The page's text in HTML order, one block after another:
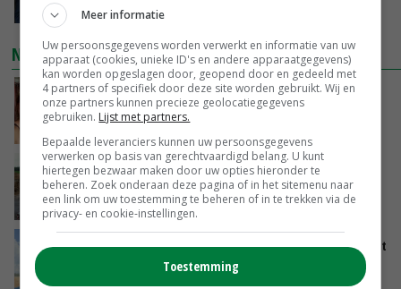
VANDAAG, 06:00
NIEUWSTE VIDEO'S
Danique in Canada: ‘Superveel schik gehad
tijdens stage’
POAH!: Fendt 1042
01-08-2026
Oekraïne-vlogger Kees Huizinga: ‘Tarwe wordt
geperst, koeien hebben stro nodig’
Meer informatie
Uw persoonsgegevens worden verwerkt en informatie van uw
apparaat (cookies, unieke ID's en andere apparaatgegevens)
kan worden opgeslagen door, geopend door en gedeeld met
4 partners of specifiek door deze site worden gebruikt. Wij en
onze partners kunnen precieze geolocatiegegevens
gebruiken. Lijst met partners.
Bepaalde leveranciers kunnen uw persoonsgegevens
verwerken op basis van gerechtvaardigd belang. U kunt
hiertegen bezwaar maken door uw opties hieronder te
beheren. Zoek onderaan deze pagina of in het sitemenu naar
een link om uw toestemming te beheren of in te trekken via de
privacy- en cookie-instellingen.
Toestemming